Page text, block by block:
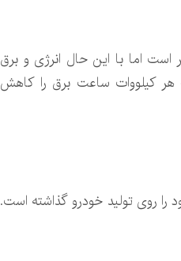
باتری‌های کنونی شرکت تسلا هستند و طول و عرضی آن به ترتیب ۴۶ و ۸۰ میلی متر است اما با این حال انرژی و برق
۴۶۸۰ کاملا باعث افزایش بازده خودرو‌ها شده و حدود ۱۴ درصد هزینه هر کیلووات ساعت برق را کاهش
روی تولید خودرو گذاشته است.